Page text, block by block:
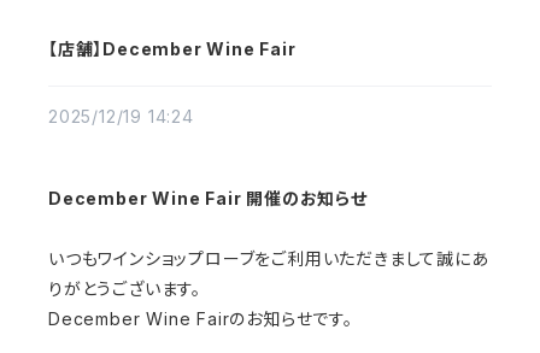
【店舗】December Wine Fair
2025/12/19 14:24
December Wine Fair 開催のお知らせ
いつもワインショップローブをご利用いただきまして誠にあ
りがとうございます。
December Wine Fairのお知らせです。